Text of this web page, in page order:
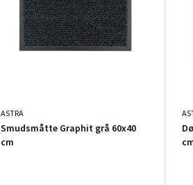
ASTRA
Smudsmåtte Graphit grå 60x40
cm